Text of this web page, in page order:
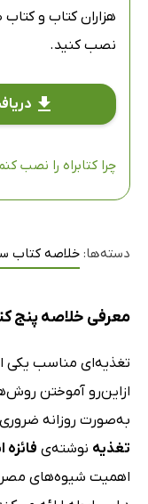
هزاران کتاب و
نصب کنید.
چرا کتابراه را نصب
دسته‌ها: خلاصه کتاب
معرفی خلاصه پنج
تغذیه‌ای مناسب یکی
ازاین‌رو آموختن
به‌صورت روزانه
تغذیه نوشته‌ی فائزه
اهمیت شیوه‌های